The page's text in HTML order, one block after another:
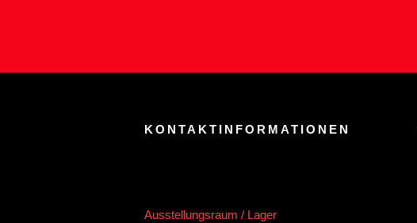
KONTAKTINFORMATIONEN
Ausstellungsraum / Lager